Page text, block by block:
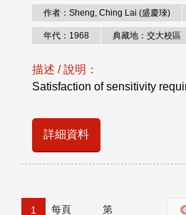
作者：Sheng, Ching Lai (盛慶琜)
年代：1968 典藏地：交大校區
描述 / 說明：
Satisfaction of sensitivity
詳細資料
1 每頁 第